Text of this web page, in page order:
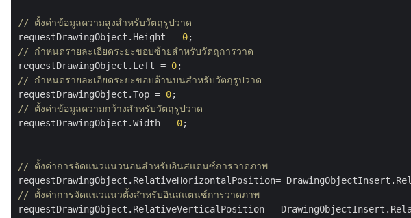
// ตั้งค่าข้อมูลความสูงสำหรับวัตถุรูปวาด
requestDrawingObject.Height = 0
// กำหนดรายละเอียดระยะขอบซ้ายสำหรับวัตถุการวาด
requestDrawingObject.Left = 0
// กำหนดรายละเอียดระยะขอบด้านบนสำหรับวัตถุรูปวาด
requestDrawingObject.Top = 0
// ตั้งค่าข้อมูลความกว้างสำหรับวัตถุรูปวาด
requestDrawingObject.Width = 0;
// ตั้งค่าการจัดแนวแนวนอนสำหรับอินสแตนซ์การวาดภาพ
// ตั้งค่าการจัดแนวแนวตั้งสำหรับอินสแตนซ์การวาดภาพ
requestDrawingObject.RelativeVerticalPosition =